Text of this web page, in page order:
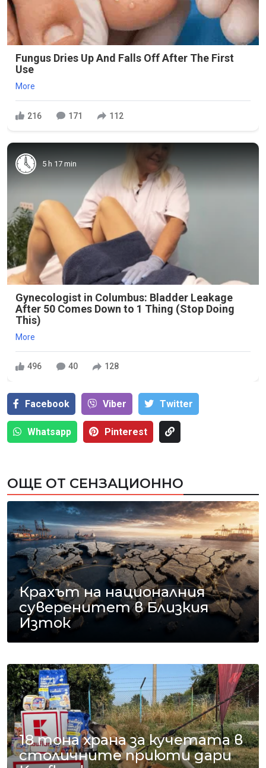
Fungus Dries Up And Falls Off After The First
Use
More
216 171 112
5 h 17 min
Gynecologist in Columbus: Bladder Leakage
After 50 Comes Down to 1 Thing (Stop Doing
This)
More
496 40 128
Facebook Viber Тwitter
Whatsapp Pinterest
ОЩЕ ОТ СЕНЗАЦИОННО
Крахът на националния
суверенитет в Близкия
Изток
18 тона храна за кучетата в
столичните приюти дари